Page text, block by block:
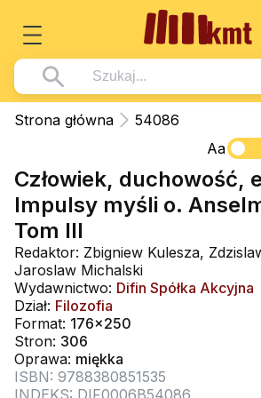
Książki
Wszystko z kategorii - Książki
Pismo Święte
Kościół Katolicki
Duszpasterstwo
Teologia
Życie chrześcijańskie
Duchowość
Literatura piękna
Wszystko z kategorii - Multimedia
DVD
CD-ROM
Muzyka
Rekolekcje i inne na CD
Śpiew i modlitwa
Muzyka klasyczna
Dla Dzieci
Wszystko z kategorii - Dla Dzieci
Literatura (D)
Płyty, DVD (D)
Podręczniki i pomoce dydaktyczne
Podręczniki
Wszystko z kategorii - Podręczniki
Podręczniki i pomoce dydaktyczne
Zabawa i Nauka
Nowości
Zaloguj się
Strona główna
54086
Aa
Człowiek, duchowość,
Impulsy myśli o.
Tom III
Redaktor: Zbigniew Kulesza,
Jaroslaw Michalski
Wydawnictwo: Difin Spółka Akcyjna
Dział: Filozofia
Format: 176x250
Stron: 306
Oprawa: miękka
ISBN: 9788380851535
INDEKS: DIF0006B54086